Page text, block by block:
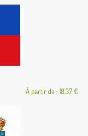
À partir de : 18,37 €